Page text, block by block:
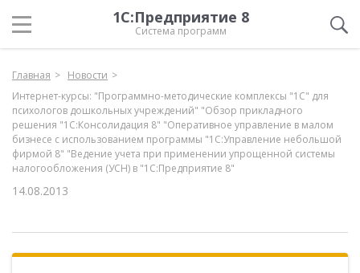
1С:Предприятие 8
Система программ
Главная
Новости
Интернет-курсы: "Программно-методические комплексы "1С" для
психологов дошкольных учреждений" "Обзор прикладного
решения "1С:Консолидация 8" "Оперативное управление в малом
бизнесе с использованием программы "1С:Управление небольшой
фирмой 8" "Ведение учета при применении упрощенной системы
налогообложения (УСН) в "1С:Предприятие 8"
14.08.2013